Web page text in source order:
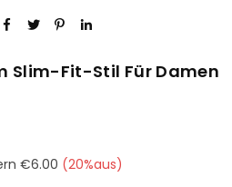
Slim-Fit-Stil Für Damen
€6.00 (20%aus)